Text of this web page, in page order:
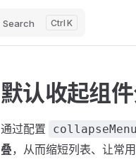
Search K
默认收起组
通过配置 collapseMenu
叠，从而缩短列表、让常